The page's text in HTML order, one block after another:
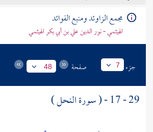
مجمع الزاوئد ومنبع الفوائد
الهيثمي - نور الدين علي بن أبي بكر الهيثمي
جزء 7 صفحة 48
29 - 17 - ( سورة النحل )